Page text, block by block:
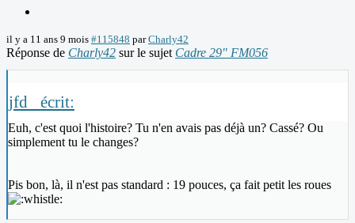
il y a 11 ans 9 mois #115848 parCharly42
Réponse de Charly42 sur le sujet Cadre 29" FM056
jfd_ écrit:
Euh, c'est quoi l'histoire? Tu n'en avais pas déjà un? Cassé? Ou
simplement tu le changes?
Pis bon, là, il n'est pas standard : 19 pouces, ça fait petit les roues